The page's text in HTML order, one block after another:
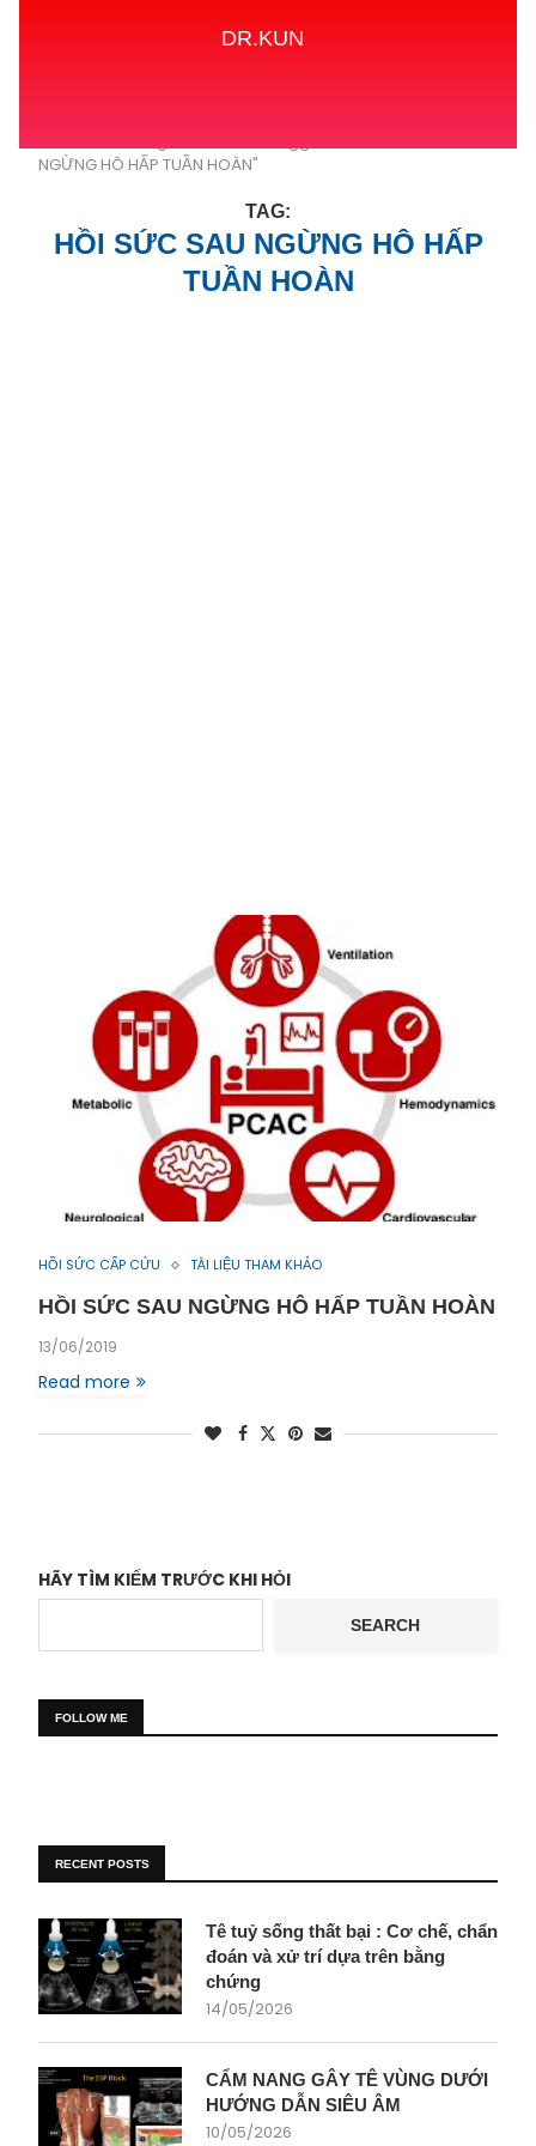
DR.KUN
NGỪNG HÔ HẤP TUẦN HOÀN"
TAG:
HỒI SỨC SAU NGỪNG HÔ HẤP
TUẦN HOÀN
HỒI SỨC CẤP CỨU TÀI LIỆU THAM KHẢO
HỒI SỨC SAU NGỪNG HÔ HẤP TUẦN HOÀN
13/06/2019
Read more
HÃY TÌM KIẾM TRƯỚC KHI HỎI
SEARCH
FOLLOW ME
RECENT POSTS
Tê tuỷ sống thất bại : Cơ chế, chẩn
đoán và xử trí dựa trên bằng
chứng
14/05/2026
CẨM NANG GÂY TÊ VÙNG DƯỚI
HƯỚNG DẪN SIÊU ÂM
10/05/2026